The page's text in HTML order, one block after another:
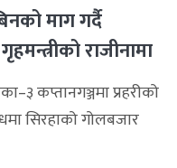
माग गर्दै
राजीनामा
कप्तानगञ्जमा प्रहरीको
सिरहाको गोलबजार
प्रदर्शन गरेका